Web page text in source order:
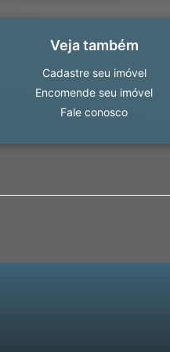
Veja também
Cadastre seu imóvel
Encomende seu imóvel
Fale conosco